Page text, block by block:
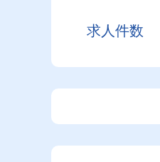
求人件数